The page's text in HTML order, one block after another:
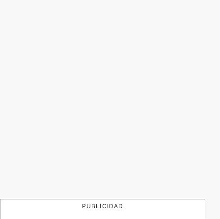
PUBLICIDAD